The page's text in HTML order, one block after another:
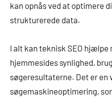
kan opnås ved at optimere
strukturerede data.
I alt kan teknisk SEO hjælpe
hjemmesides synlighed,
søgeresultaterne. Det er en
søgemaskineoptimering,